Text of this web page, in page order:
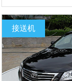
接送机